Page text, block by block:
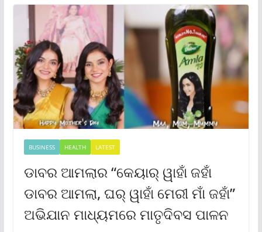
BUSINESS HEALTH LATEST
ଡାବର ଆମଲାର “କେୟାର୍ ୱାହାଁ ଜହାଁ
ଡାବର ଆମଲା, ଘର୍ ୱାହାଁ ମେରୀ ମାଁ ଜହାଁ”
ଅଭିଯାନ ମାଧ୍ୟମରେ ମାତୃଦିବସ ପାଳନ